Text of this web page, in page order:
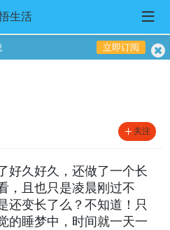
生活
立即订阅
关注
好久好久，还做了一个长
，且也只是凌晨刚过不
还变长了么？不知道！只
的睡梦中，时间就一天一